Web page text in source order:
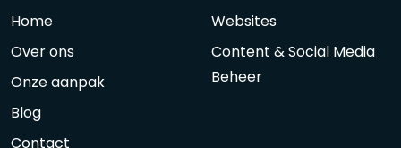
Home
Over ons
Onze aanpak
Blog
Contact
Websites
Content & Social Media
Beheer